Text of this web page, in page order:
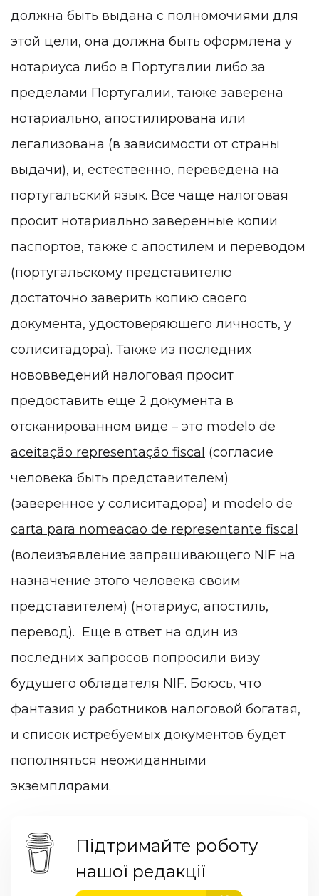
должна быть выдана с полномочиями для
этой цели, она должна быть оформлена у
нотариуса либо в Португалии либо за
пределами Португалии, также заверена
нотариально, апостилирована или
легализована (в зависимости от страны
выдачи), и, естественно, переведена на
португальский язык. Все чаще налоговая
просит нотариально заверенные копии
паспортов, также с апостилем и переводом
(португальскому представителю
достаточно заверить копию своего
документа, удостоверяющего личность, у
солиситадора). Также из последних
нововведений налоговая просит
предоставить еще 2 документа в
отсканированном виде – это modelo de
aceitação representação fiscal (согласие
человека быть представителем)
(заверенное у солиситадора) и modelo de
carta para nomeacao de representante fiscal
(волеизъявление запрашивающего NIF на
назначение этого человека своим
представителем) (нотариус, апостиль,
перевод). Еще в ответ на один из
последних запросов попросили визу
будущего обладателя NIF. Боюсь, что
фантазия у работников налоговой богатая,
и список истребуемых документов будет
пополняться неожиданными
экземплярами.
Підтримайте роботу
нашої редакції